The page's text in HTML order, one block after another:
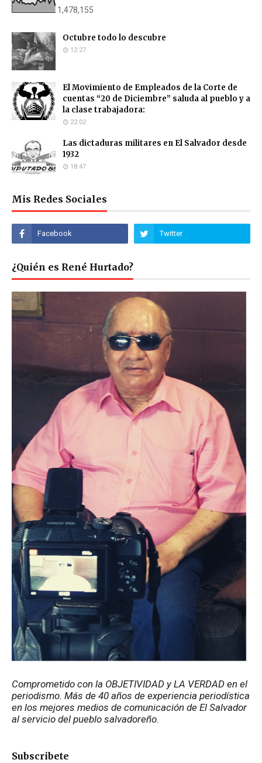
1,478,155
Octubre todo lo descubre
12:27
El Movimiento de Empleados de la Corte de
cuentas “20 de Diciembre” saluda al pueblo y a
la clase trabajadora:
22:02
Las dictaduras militares en El Salvador desde
1932
18:47
Mis Redes Sociales
¿Quién es René Hurtado?
Comprometido con la OBJETIVIDAD y LA VERDAD en el
periodismo. Más de 40 años de experiencia periodística
en los mejores medios de comunicación de El Salvador
al servicio del pueblo salvadoreño.
Subscribete